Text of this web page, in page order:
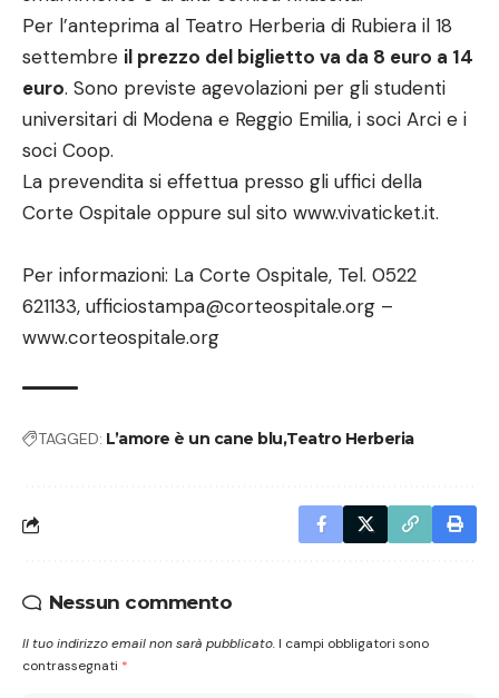
Per l’anteprima al Teatro Herberia di Rubiera il 18
settembre il prezzo del biglietto va da 8 euro a 14
euro. Sono previste agevolazioni per gli studenti
universitari di Modena e Reggio Emilia, i soci Arci e i
soci Coop.
La prevendita si effettua presso gli uffici della
Corte Ospitale oppure sul sito www.vivaticket.it.
Per informazioni: La Corte Ospitale, Tel. 0522
621133, ufficiostampa@corteospitale.org –
www.corteospitale.org
TAGGED: L’amore è un cane blu Teatro Herberia
Nessun commento
Il tuo indirizzo email non sarà pubblicato. I campi obbligatori sono
contrassegnati *